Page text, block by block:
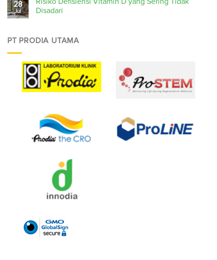
28
Jul
Disadari
PT PRODIA UTAMA